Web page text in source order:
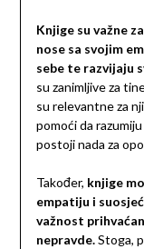
Knjige su važne
nose sa svojim
sebe te razvijaju
su zanimljive za
su relevantne za
pomoći da
postoji nada za
Također, knjige
empatiju i
važnost
nepravde.Stoga,